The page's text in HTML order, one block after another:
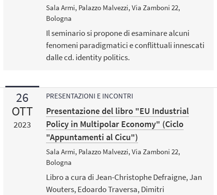
Sala Armi, Palazzo Malvezzi, Via Zamboni 22,
Bologna
Il seminario si propone di esaminare alcuni
fenomeni paradigmatici e conflittuali innescati
dalle cd. identity politics.
26
OTT
2023
PRESENTAZIONI E INCONTRI
Presentazione del libro "EU Industrial
Policy in Multipolar Economy" (Ciclo
"Appuntamenti al Cicu")
Sala Armi, Palazzo Malvezzi, Via Zamboni 22,
Bologna
Libro a cura di Jean-Christophe Defraigne, Jan
Wouters, Edoardo Traversa, Dimitri